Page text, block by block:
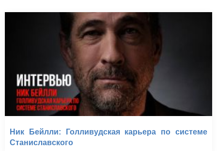
Ник Бейлли: Голливудская карьера по системе
Станиславского